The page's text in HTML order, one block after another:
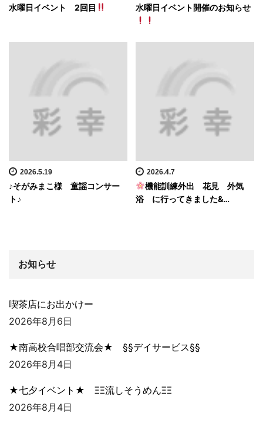
水曜日イベント 2回目 水曜日イベント開催のお知らせ
2026.5.19
♪そがみまこ様 童謡コンサー
ト♪
2026.4.7
機能訓練外出 花見 外気
浴 に行ってきました&…
お知らせ
喫茶店にお出かけー
2026年8月6日
★南高校合唱部交流会★ §§デイサービス§§
2026年8月4日
★七夕イベント★ ΞΞ流しそうめんΞΞ
2026年8月4日